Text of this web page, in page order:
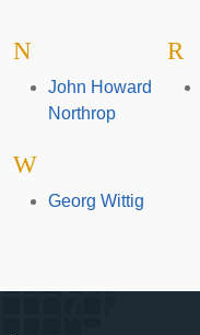
N
John Howard
Northrop
R
W
Georg Wittig